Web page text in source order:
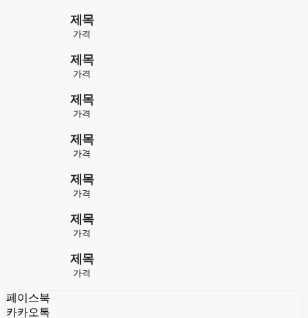
제목
가격
제목
가격
제목
가격
제목
가격
제목
가격
제목
가격
제목
가격
페이스북
카카오톡